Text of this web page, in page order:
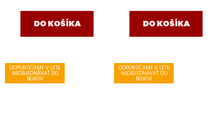
DO KOŠÍKA DO KOŠÍKA
ODPORÚČAME V LETE
NEOBJEDNÁVAŤ DO
BOXOV
ODPORÚČAME V LETE
NEOBJEDNÁVAŤ DO
BOXOV